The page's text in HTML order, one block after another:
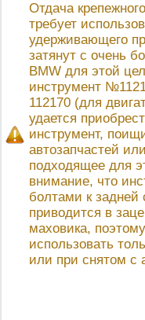
Отдача
требует
удерживающего
затянут с очень
BMW для этой
инструмент
112170 (для
удается
инструмент,
автозапчастей
подходящее для
внимание, что
болтами к задней
приводится в
маховика,
использовать
или при снятом с